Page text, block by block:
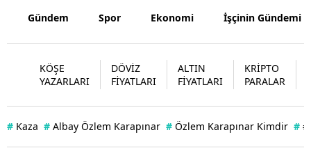
Tokat
Tunceli
Şanlıurfa
Uşak
Gündem Spor Ekonomi İşçinin Gündemi
KÖŞE
YAZARLARI
DÖVİZ
FİYATLARI
ALTIN
FİYATLARI
KRİPTO
PARALAR
# Kaza # Albay Özlem Karapınar # Özlem Karapınar Kimdir #